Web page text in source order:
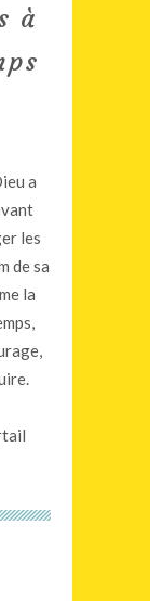
à
a
les
de sa
la